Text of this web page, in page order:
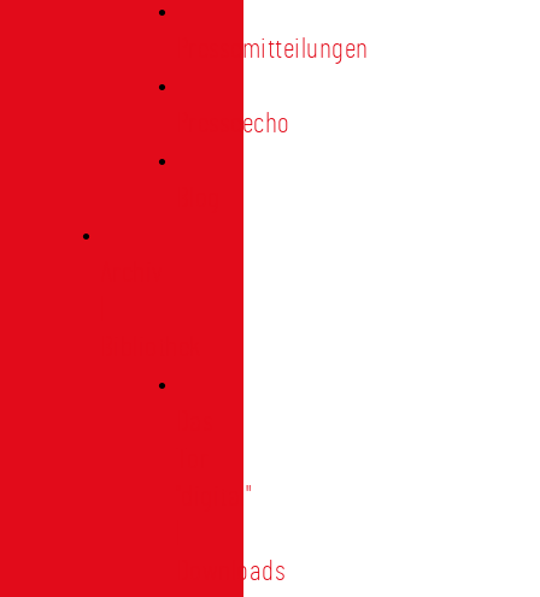
Pressemitteilungen
Presseecho
"digital"
Downloads